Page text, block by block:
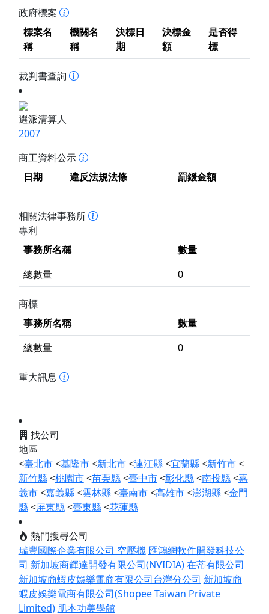
政府標案
標案名
稱
機關名
稱
決標日
期
決標金
額
是否得
標
裁判書查詢
選派清算人
2007
商工資料公示
日期
違反法規法條 罰鍰金額
相關法律事務所
專利
事務所名稱
數量
總數量
0
商標
事務所名稱
數量
總數量
0
重大訊息
找公司
地區
<臺北市<基隆市<新北市<連江縣<宜蘭縣<新竹市<
新竹縣<桃園市<苗栗縣<臺中市<彰化縣<南投縣<嘉
義市<嘉義縣<雲林縣<臺南市<高雄市<澎湖縣<金門
縣<屏東縣<臺東縣<花蓮縣
熱門搜尋公司
瑞豐國際企業有限公司 空壓機 匯鴻網軟件開發科技公
司 新加坡商輝達開發有限公司(NVIDIA)在蒂有限公司
新加坡商蝦皮娛樂電商有限公司台灣分公司 新加坡商
蝦皮娛樂電商有限公司(Shopee Taiwan Private
Limited) 肌本功美學館